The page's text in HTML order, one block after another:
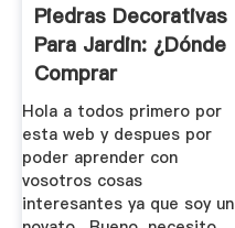
Piedras Decorativas
Para Jardin: ¿dónde
Comprar
Económicas?
Hola a todos primero por
esta web y despues por
poder aprender con
vosotros cosas
interesantes ya que soy un